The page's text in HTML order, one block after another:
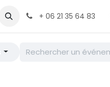
Contactez-nous+ 06 21 35 64 83